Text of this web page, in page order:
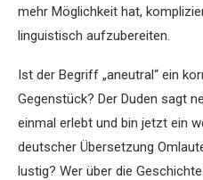
mehr Möglichkeit hat,
linguistisch aufzubereiten.
Ist der Begriff „aneutral“ ein
Gegenstück? Der Duden sagt
einmal erlebt und bin jetzt ein
deutscher Übersetzung
lustig? Wer über die